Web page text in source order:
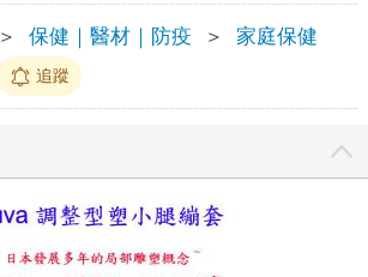
＞ 保健｜醫材｜防疫 ＞
家庭保健
追蹤